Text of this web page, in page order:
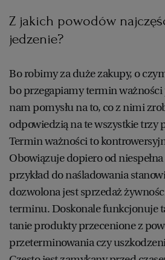
Z jakich powodów
jedzenie?
Bo robimy za duże zakupy, o
bo przegapiamy termin
nam pomysłu na to, co z nimi
odpowiedzią na te wszystkie trzy
Termin ważności to
Obowiązuje dopiero od
przykład do naśladowania
dozwolona jest sprzedaż
terminu. Doskonale funkcjonuje
tanie produkty przecenione z
przeterminowania czy